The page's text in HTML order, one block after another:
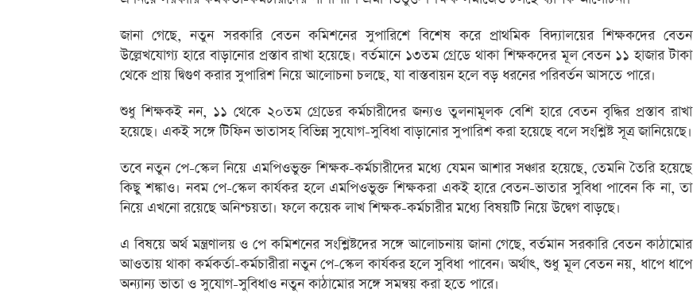
জানা গেছে, নতুন সরকারি বেতন কমিশনের সুপারিশে বিশেষ করে প্রাথমিক বিদ্যালয়ের শিক্ষকদের বেতন
উল্লেখযোগ্য হারে বাড়ানোর প্রস্তাব রাখা হয়েছে। বর্তমানে ১৩তম গ্রেডে থাকা শিক্ষকদের মূল বেতন ১১ হাজার টাকা
থেকে প্রায় দ্বিগুণ করার সুপারিশ নিয়ে আলোচনা চলছে, যা বাস্তবায়ন হলে বড় ধরনের পরিবর্তন আসতে পারে।
শুধু শিক্ষকই নন, ১১ থেকে ২০তম গ্রেডের কর্মচারীদের জন্যও তুলনামূলক বেশি হারে বেতন বৃদ্ধির প্রস্তাব রাখা
হয়েছে। একই সঙ্গে টিফিন ভাতাসহ বিভিন্ন সুযোগ-সুবিধা বাড়ানোর সুপারিশ করা হয়েছে বলে সংশ্লিষ্ট সূত্র জানিয়েছে।
তবে নতুন পে-স্কেল নিয়ে এমপিওভুক্ত শিক্ষক-কর্মচারীদের মধ্যে যেমন আশার সঞ্চার হয়েছে, তেমনি তৈরি হয়েছে
কিছু শঙ্কাও। নবম পে-স্কেল কার্যকর হলে এমপিওভুক্ত শিক্ষকরা একই হারে বেতন-ভাতার সুবিধা পাবেন কি না, তা
নিয়ে এখনো রয়েছে অনিশ্চয়তা। ফলে কয়েক লাখ শিক্ষক-কর্মচারীর মধ্যে বিষয়টি নিয়ে উদ্বেগ বাড়ছে।
এ বিষয়ে অর্থ মন্ত্রণালয় ও পে কমিশনের সংশ্লিষ্টদের সঙ্গে আলোচনায় জানা গেছে, বর্তমান সরকারি বেতন কাঠামোর
আওতায় থাকা কর্মকর্তা-কর্মচারীরা নতুন পে-স্কেল কার্যকর হলে সুবিধা পাবেন। অর্থাৎ, শুধু মূল বেতন নয়, ধাপে ধাপে
অন্যান্য ভাতা ও সুযোগ-সুবিধাও নতুন কাঠামোর সঙ্গে সমন্বয় করা হতে পারে।